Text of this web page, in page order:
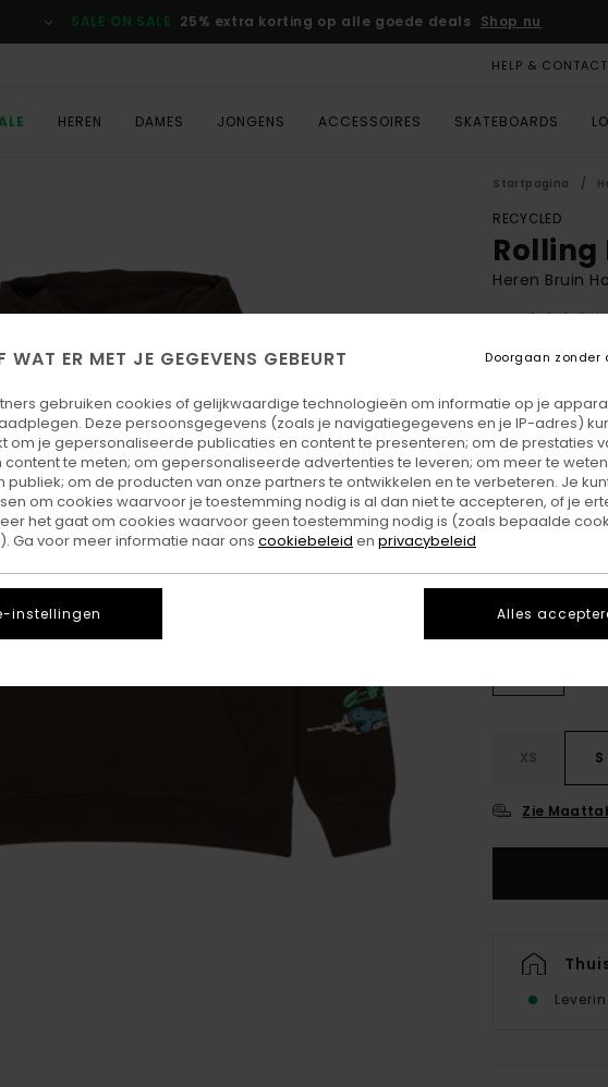
SALE ON SALE 25% extra korting op alle goede deals Shop nu
HELP & CONTACT
HEREN DAMES JONGENS ACCESSOIRES SKATEBOARDS
Startpagina
RECYCLED
Rolling
Heren Bruin
4.5
€ 38,25
Betaal 3 x €
SALE
SALE ON SALE
KleurJava
XS S
Zie
WAT ER MET JE GEGEVENS GEBEURT
gebruiken cookies of gelijkwaardige technologieën om informatie op je
Deze persoonsgegevens (zoals je navigatiegegevens en je IP-adres)
om je gepersonaliseerde publicaties en content te presenteren; om de prestaties
te meten; om gepersonaliseerde advertenties te leveren; om meer te
publiek; om de producten van onze partners te ontwikkelen en te verbeteren. Je
om cookies waarvoor je toestemming nodig is al dan niet te accepteren, of je
het gaat om cookies waarvoor geen toestemming nodig is (zoals bepaalde
Ga voor meer informatie naar ons cookiebeleid en privacybeleid
instellingen
Doorgaan zonder
Alles